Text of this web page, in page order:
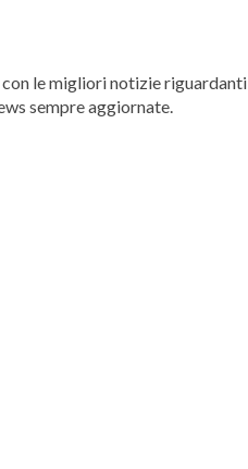
le migliori notizie riguardanti
sempre aggiornate.